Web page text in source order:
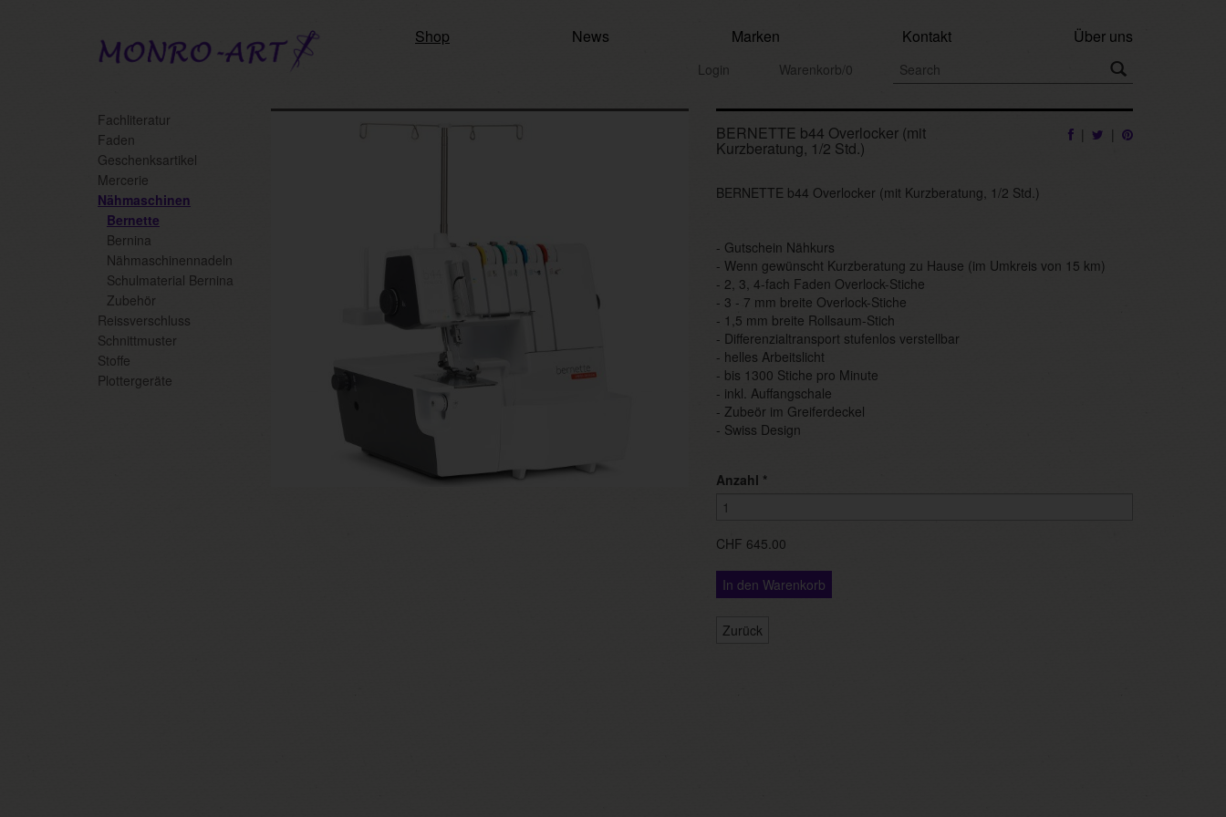
Shop News Marken Kontakt Über uns
Login Warenkorb/0
Fachliteratur
Faden
Geschenksartikel
Mercerie
Nähmaschinen
Bernette
Bernina
Nähmaschinennadeln
Schulmaterial Bernina
Zubehör
Reissverschluss
Schnittmuster
Stoffe
Plottergeräte
BERNETTE b44 Overlocker (mit
Kurzberatung, 1/2 Std.)
| |
BERNETTE b44 Overlocker (mit Kurzberatung, 1/2 Std.)
- Gutschein Nähkurs
- Wenn gewünscht Kurzberatung zu Hause (im Umkreis von 15 km)
- 2, 3, 4-fach Faden Overlock-Stiche
- 3 - 7 mm breite Overlock-Stiche
- 1,5 mm breite Rollsaum-Stich
- Differenzialtransport stufenlos verstellbar
- helles Arbeitslicht
- bis 1300 Stiche pro Minute
- inkl. Auffangschale
- Zubeör im Greiferdeckel
- Swiss Design
Anzahl *
CHF 645.00
In den Warenkorb
Zurück